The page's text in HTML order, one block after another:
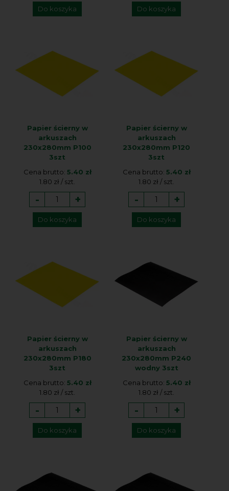
Do koszyka Do koszyka
Papier ścierny w
arkuszach
230x280mm P100
3szt
Cena brutto: 5.40 zł
1.80 zł / szt.
- +
Do koszyka
Papier ścierny w
arkuszach
230x280mm P120
3szt
Cena brutto: 5.40 zł
1.80 zł / szt.
- +
Do koszyka
Papier ścierny w
arkuszach
230x280mm P180
3szt
Cena brutto: 5.40 zł
1.80 zł / szt.
- +
Do koszyka
Papier ścierny w
arkuszach
230x280mm P240
wodny 3szt
Cena brutto: 5.40 zł
1.80 zł / szt.
- +
Do koszyka